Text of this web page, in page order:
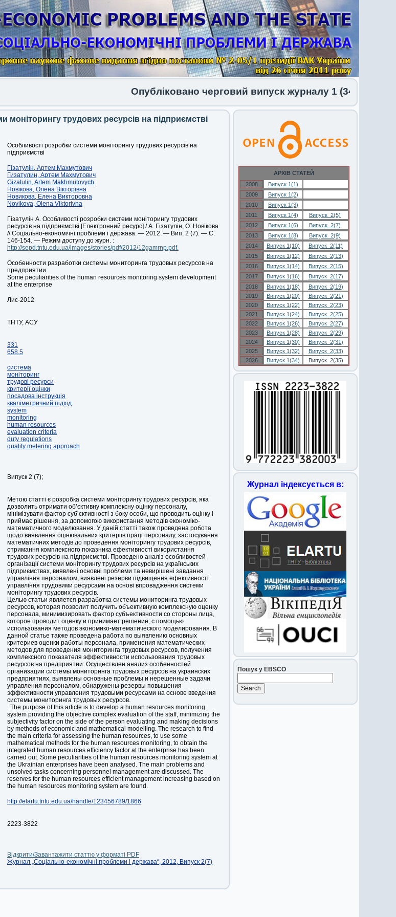
Опубліковано черговий випуск журналу 1 (34) 2026
моніторингу трудових ресурсів на підприємстві
Особливості розробки системи моніторингу трудових ресурсів на
підприємстві
Гізатулін, Артем Махмутович
Гизатулин, Артем Махмутович
Gizatulin, Artem Makhmutovych
Новікова, Олена Вікторівна
Новикова, Елена Викторовна
Novikova, Olena Viktorivna
Гізатулін А. Особливості розробки системи моніторингу трудових
ресурсів на підприємстві [Електронний ресурс] / А. Гізатулін, О. Новікова
// Соціально-економічні проблеми і держава. — 2012. — Вип. 2 (7). — С.
146-154. — Режим доступу до журн. :
http://sepd.tntu.edu.ua/images/stories/pdf/2012/12gamrnp.pdf.
Особенности разработки системы мониторинга трудовых ресурсов на
предприятии
Some peculiarities of the human resources monitoring system development
at the enterprise
Лис-2012
ТНТУ, АСУ
331
658.5
система
моніторинг
трудові ресурси
критерії оцінки
посадова інструкція
кваліметричний підхід
system
monitoring
human resources
evaluation criteria
duty regulations
quality metering approach
Випуск 2 (7);
Метою статті є розробка системи моніторингу трудових ресурсів, яка
дозволить отримати об’єктивну комплексну оцінку персоналу,
мінімізувати фактор суб’єктивності з боку особи, що проводить оцінку і
приймає рішення, за допомогою використання методів економіко-
математичного моделювання. У даній статті також проведена робота
щодо виявлення оцінювальних критеріїв праці персоналу, застосування
математичних методів до проведення моніторингу трудових ресурсів,
отримання комплексного показника ефективності використання
трудових ресурсів на підприємстві. Проведено аналіз особливостей
організації системи моніторингу трудових ресурсів на українських
підприємствах, виявлені основні проблеми та невирішені завдання
управління персоналом, виявлені резерви підвищення ефективності
управління трудовими ресурсами на основі впровадження системи
моніторингу трудових ресурсів.
Целью статьи является разработка системы мониторинга трудовых
ресурсов, которая позволит получить объективную комплексную оценку
персонала, минимизировать фактор субъективности со стороны лица,
которое проводит оценку и принимает решение, с помощью
использования методов экономико-математического моделирования. В
данной статье также проведена работа по выявлению основных
критериев оценки работы персонала, применения математических
методов для проведения мониторинга трудовых ресурсов, получения
комплексного показателя эффективности использования трудовых
ресурсов на предприятии. Осуществлен анализ особенностей
организации системы мониторинга трудовых ресурсов на украинских
предприятиях, выявлены основные проблемы и нерешенные задачи
управления персоналом, обнаружены резервы повышения
эффективности управления трудовыми ресурсами на основе введения
системы мониторинга трудовых ресурсов.
. The purpose of this article is to develop a human resources monitoring
system providing the objective complex evaluation of the staff, minimizing the
subjectivity factor on the side of the person evaluating and making decisions
by methods of economic and mathematical modelling. The research to find
the main criteria for assessing the human resources, to use some
mathematical methods for the human resources monitoring, to obtain the
integrated human resources efficiency factor at the enterprise has been
carried out. Some peculiarities of the human resources monitoring system at
the Ukrainian enterprises have been analysed. The main problems and
unsolved tasks concerning personnel management are discussed. The
reserves for the human resources efficient management increasing based on
the human resources monitoring system are found.
http://elartu.tntu.edu.ua/handle/123456789/1866
2223-3822
Відкрити/Завантажити статтю у форматі PDF
Журнал „Соціально-економічні проблеми і держава“, 2012, Випуск 2(7)
АРХІВ СТАТЕЙ
2008
Випуск 1(1)
2009
Випуск 1(2)
2010
Випуск 1(3)
2011
Випуск 1(4)
Випуск 2(5)
2012
Випуск 1(6)
Випуск 2(7)
2013
Випуск 1(8)
Випуск 2(9)
2014
Випуск 1(10)
Випуск 2(11)
2015
Випуск 1(12)
Випуск 2(13)
2016
Випуск 1(14)
Випуск 2(15)
2017
Випуск 1(16)
Випуск 2(17)
2018
Випуск 1(18)
Випуск 2(19)
2019
Випуск 1(20)
Випуск 2(21)
2020
Випуск 1(22)
Випуск 2(23)
2021
Випуск 1(24)
Випуск 2(25)
2022
Випуск 1(26)
Випуск 2(27)
2023
Випуск 1(28)
Випуск 2(29)
2024
Випуск 1(30)
Випуск 2(31)
2025
Випуск 1(32)
Випуск 2(33)
2026
Випуск 1(34) Випуск 2(35)
Журнал індексується в:
Пошук у EBSCO